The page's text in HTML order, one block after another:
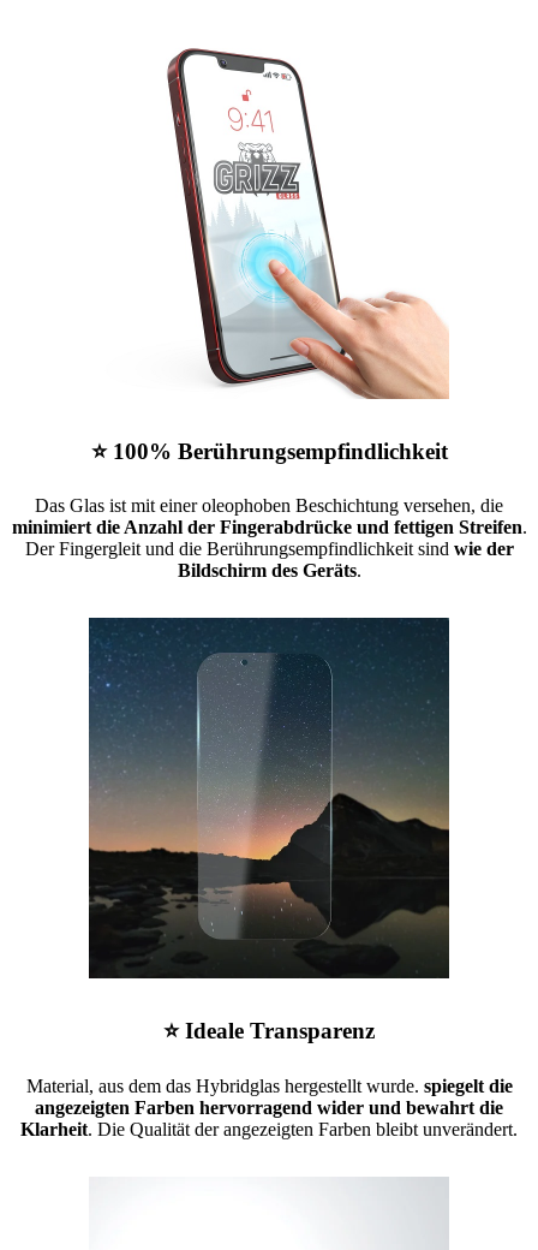
⭐ 100% Berührungsempfindlichkeit
Das Glas ist mit einer oleophoben Beschichtung versehen, die
minimiert die Anzahl der Fingerabdrücke und fettigen Streifen.
Der Fingergleit und die Berührungsempfindlichkeit sind wie der
Bildschirm des Geräts.
⭐ Ideale Transparenz
Material, aus dem das Hybridglas hergestellt wurde. spiegelt die
angezeigten Farben hervorragend wider und bewahrt die
Klarheit. Die Qualität der angezeigten Farben bleibt unverändert.